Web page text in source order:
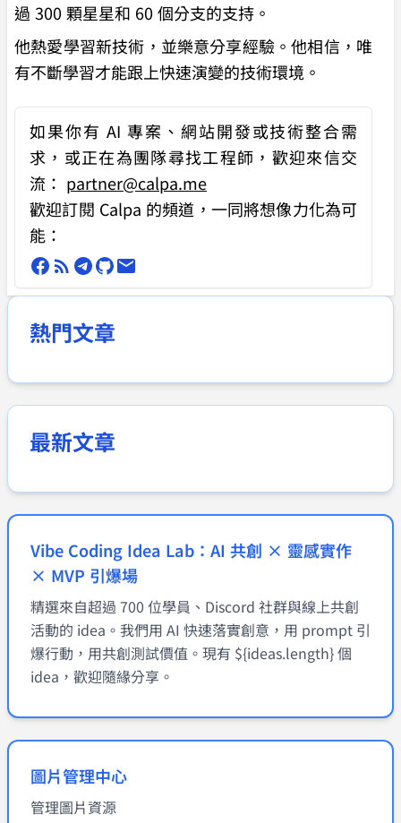
過 300 顆星星和 60 個分支的支持。
他熱愛學習新技術，並樂意分享經驗。他相信，唯
有不斷學習才能跟上快速演變的技術環境。
如果你有AI 專案、網站開發或技術整合需
求 ，或正在為團隊尋找工程師，歡迎來信交
流： partner@calpa.me
歡迎訂閱 Calpa 的頻道，一同將想像力化為可
能：
熱門文章
最新文章
Vibe Coding Idea Lab：AI 共創 × 靈感實作
× MVP 引爆場
精選來自超過 700 位學員、Discord 社群與線上共創
活動的 idea。我們用 AI 快速落實創意，用 prompt 引
爆行動，用共創測試價值。現有 ${ideas.length} 個
idea，歡迎隨緣分享。
圖片管理中心
管理圖片資源